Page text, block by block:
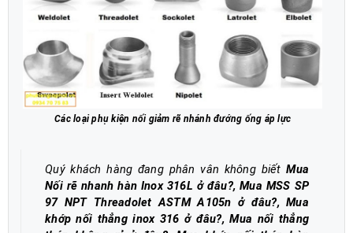
Các loại phụ kiện nối giảm rẽ nhánh đướng ống áp lực
Quý khách hàng đang phân vân không biếtMua
Nối rẽ nhanh hàn Inox 316L ở đâu?, Mua MSS SP
97 NPT Threadolet ASTM A105n ở đâu?, Mua
khớp nối thẳng inox 316 ở đâu?, Mua nối thẳng